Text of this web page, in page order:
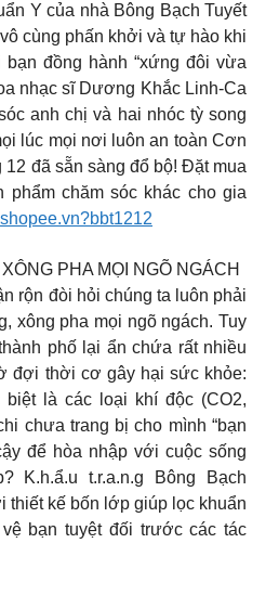
Y của nhà Bông Bạch Tuyết
cùng phấn khởi và tự hào khi
đồng hành “xứng đôi vừa
nhạc sĩ Dương Khắc Linh-Ca
anh chị và hai nhóc tỳ song
lúc mọi nơi luôn an toàn Cơn
12 đã sẵn sàng đổ bộ! Đặt mua
phẩm chăm sóc khác cho gia
shopee.vn?bbt1212
PHA MỌI NGÕ NGÁCH
rộn đòi hỏi chúng ta luôn phải
xông pha mọi ngõ ngách. Tuy
phố lại ẩn chứa rất nhiều
đợi thời cơ gây hại sức khỏe:
là các loại khí độc (CO2,
chưa trang bị cho mình “bạn
để hòa nhập với cuộc sống
K.h.ẩ.u t.r.a.n.g Bông Bạch
thiết kế bốn lớp giúp lọc khuẩn
bạn tuyệt đối trước các tác